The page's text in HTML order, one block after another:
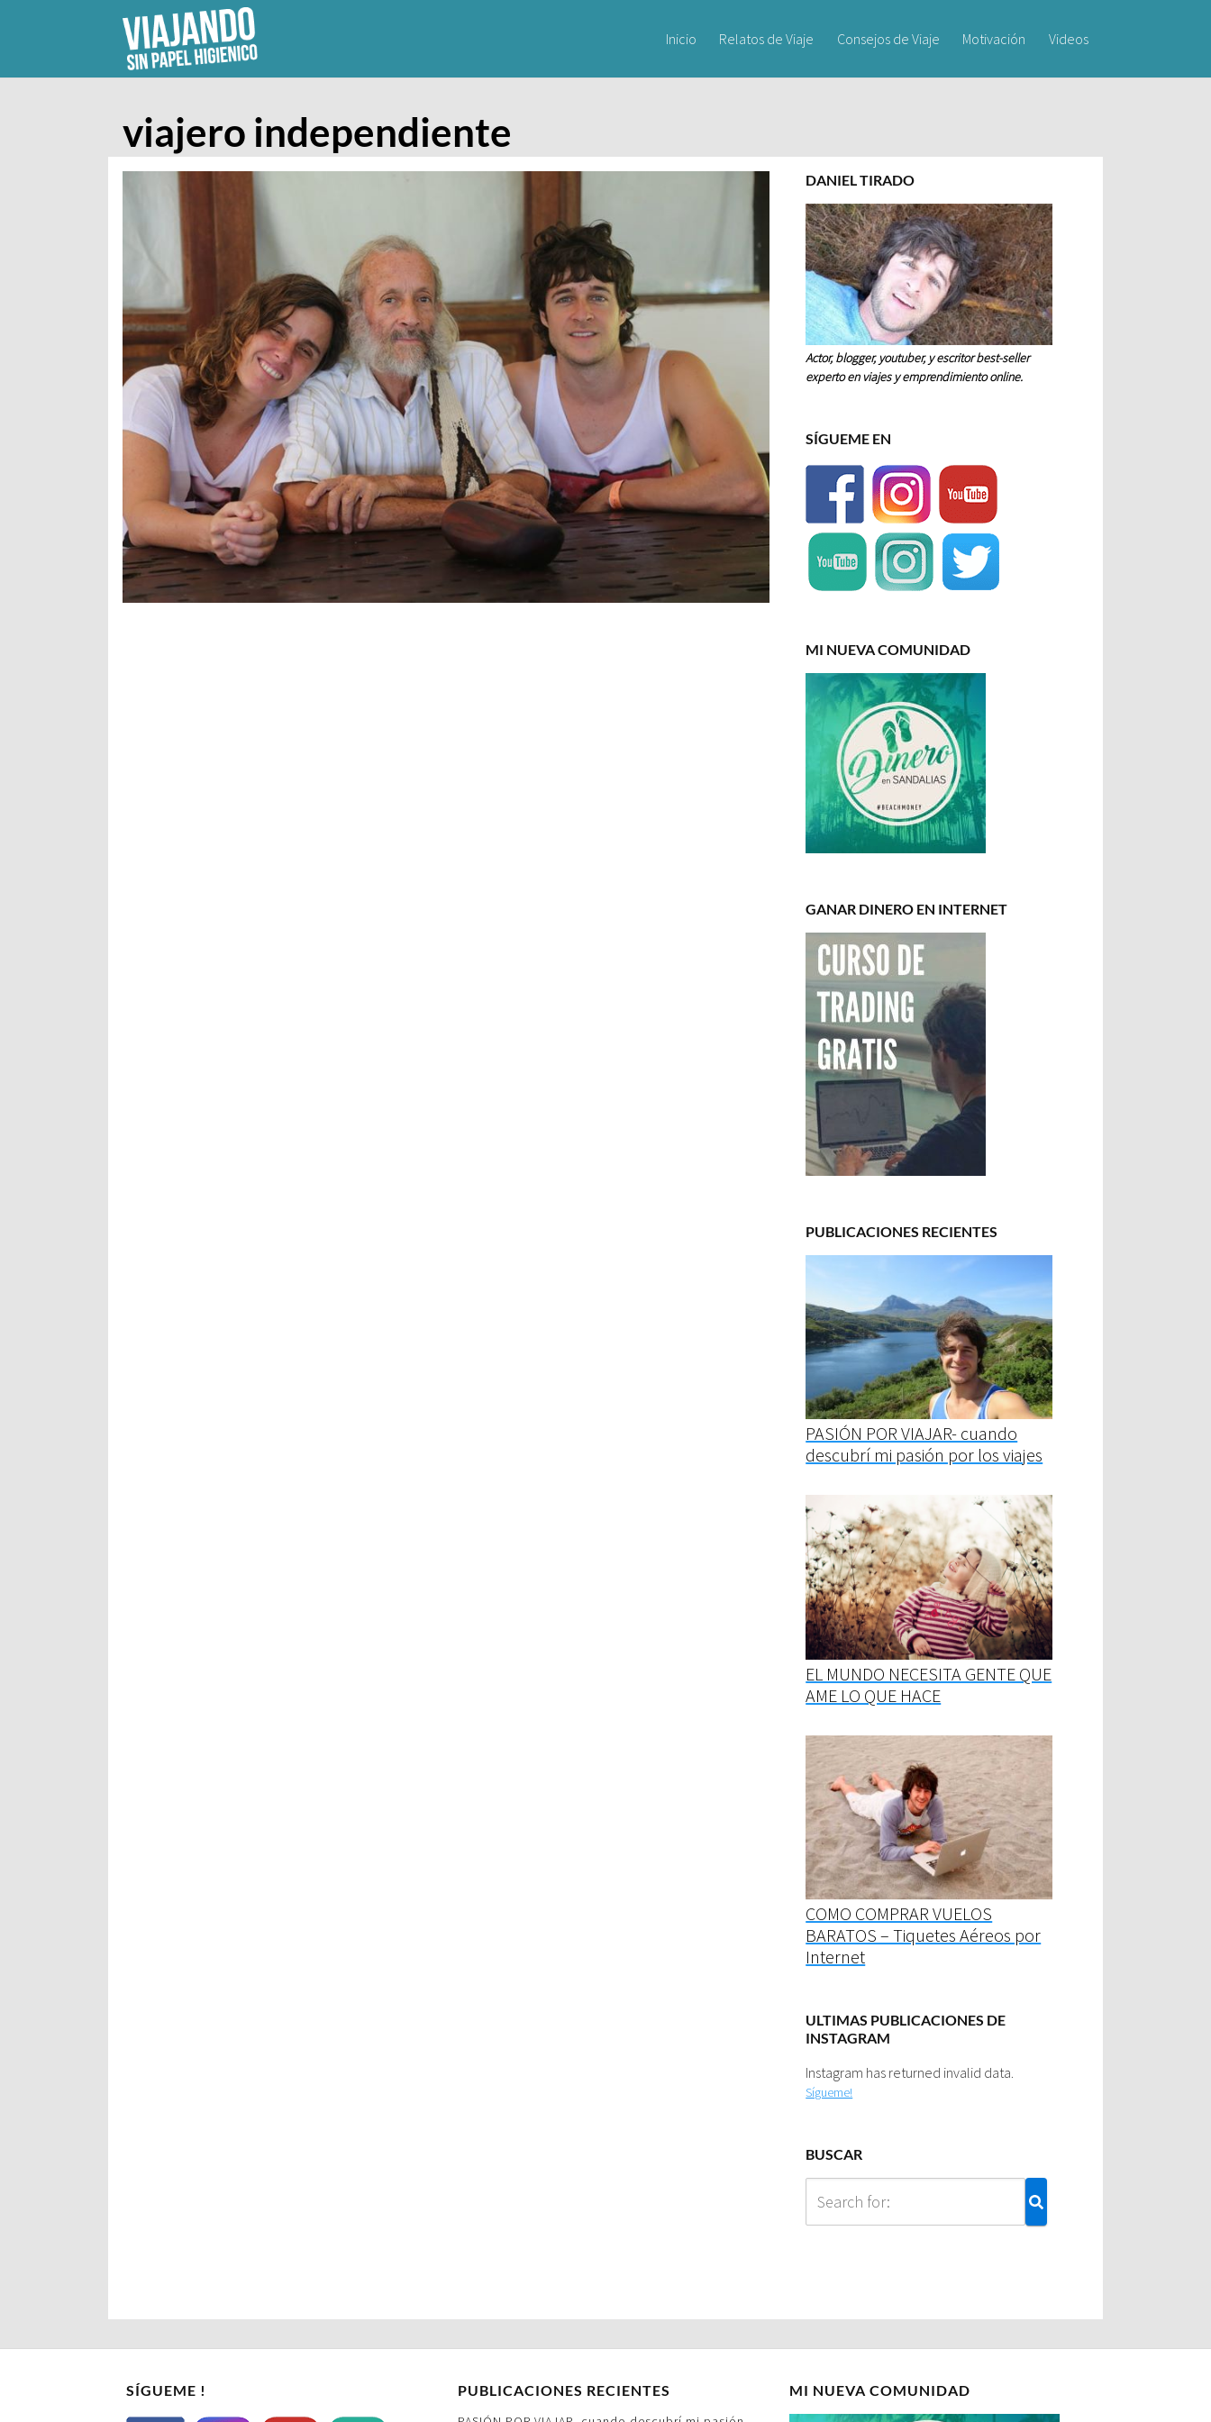
Inicio Relatos de Viaje Consejos de Viaje Motivación Videos
viajero independiente
DANIEL TIRADO
Actor, blogger, youtuber, y escritor best-seller
experto en viajes y emprendimiento online.
SÍGUEME EN
MI NUEVA COMUNIDAD
GANAR DINERO EN INTERNET
PUBLICACIONES RECIENTES
PASIÓN POR VIAJAR- cuando
descubrí mi pasión por los viajes
EL MUNDO NECESITA GENTE QUE
AME LO QUE HACE
COMO COMPRAR VUELOS
BARATOS – Tiquetes Aéreos por
Internet
ULTIMAS PUBLICACIONES DE
INSTAGRAM
Instagram has returned invalid data.
Sígueme!
BUSCAR
SÍGUEME ! PUBLICACIONES RECIENTES MI NUEVA COMUNIDAD